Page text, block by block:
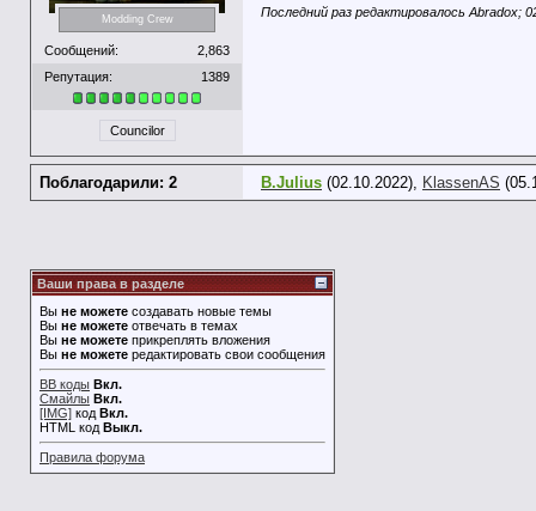
Modding Crew
Сообщений:
2,863
Репутация:
1389
Councilor
Последний раз редактировалось Abradox;
Поблагодарили: 2 B.Julius (02.10.2022), KlassenAS
Ваши права в разделе
Вы не можете создавать новые темы
Вы не можете отвечать в темах
Вы не можете прикреплять вложения
Вы не можете редактировать свои сообщения
BB коды Вкл.
Смайлы Вкл.
[IMG] код Вкл.
HTML код Выкл.
Правила форума